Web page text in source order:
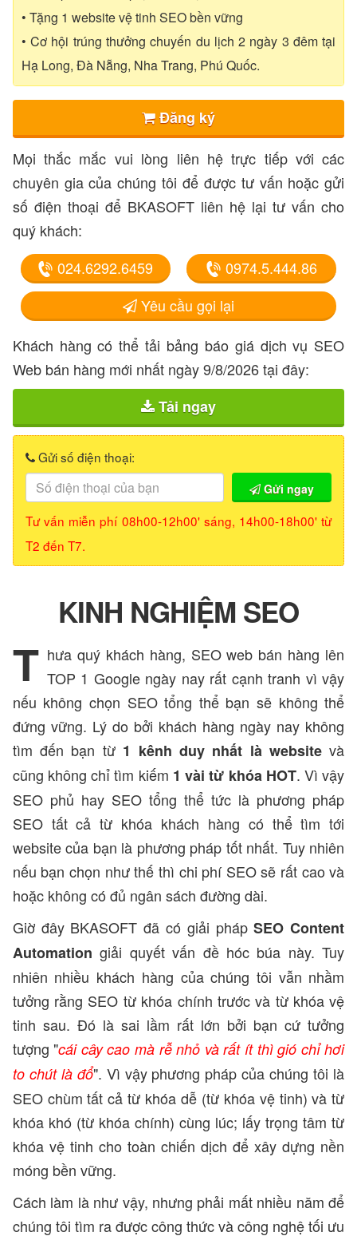
• Tặng 1 website vệ tinh SEO bền vững
• Cơ hội trúng thưởng chuyến du lịch 2 ngày 3 đêm tại
Hạ Long, Đà Nẵng, Nha Trang, Phú Quốc.
Đăng ký
Mọi thắc mắc vui lòng liên hệ trực tiếp với các
chuyên gia của chúng tôi để được tư vấn hoặc gửi
số điện thoại để BKASOFT liên hệ lại tư vấn cho
quý khách:
024.6292.6459
0974.5.444.86
Yêu cầu gọi lại
Khách hàng có thể tải bảng báo giá dịch vụ SEO
Web bán hàng mới nhất ngày 9/8/2026 tại đây:
Tải ngay
Gửi số điện thoại:
Gửi ngay
Tư vấn miễn phí 08h00-12h00'sáng, 14h00-18h00' từ
T2 đến T7.
KINH NGHIỆM SEO
T hưa quý khách hàng, SEO web bán hàng lên
TOP 1 Google ngày nay rất cạnh tranh vì vậy
nếu không chọn SEO tổng thể bạn sẽ không thể
đứng vững. Lý do bởi khách hàng ngày nay không
tìm đến bạn từ 1 kênh duy nhất là websitevà
cũng không chỉ tìm kiếm 1 vài từ khóa HOT. Vì vậy
SEO phủ hay SEO tổng thể tức là phương pháp
SEO tất cả từ khóa khách hàng có thể tìm tới
website của bạn là phương pháp tốt nhất. Tuy nhiên
nếu bạn chọn như thế thì chi phí SEO sẽ rất cao và
hoặc không có đủ ngân sách đường dài.
Giờ đây BKASOFT đã có giải phápSEO Content
Automation giải quyết vấn đề hóc búa này. Tuy
nhiên nhiều khách hàng của chúng tôi vẫn nhầm
tưởng rằng SEO từ khóa chính trước và từ khóa vệ
tinh sau. Đó là sai lầm rất lớn bởi bạn cứ tưởng
tượng "cái cây cao mà rễ nhỏ và rất ít thì gió chỉ hơi
to chút là đổ". Vì vậy phương pháp của chúng tôi là
SEO chùm tất cả từ khóa dễ (từ khóa vệ tinh) và từ
khóa khó (từ khóa chính) cùng lúc; lấy trọng tâm từ
khóa vệ tinh cho toàn chiến dịch để xây dựng nền
móng bền vững.
Cách làm là như vậy, nhưng phải mất nhiều năm để
chúng tôi tìm ra được công thức và công nghệ tối ưu